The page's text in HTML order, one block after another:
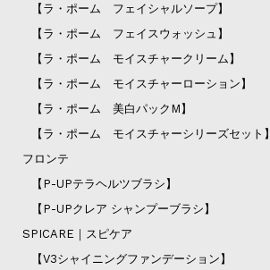
【ラ・ポーム フェイシャルソープ】
【ラ・ポーム フェイスウォッシュ】
【ラ・ポーム モイスチャークリーム】
【ラ・ポーム モイスチャーローション】
【ラ・ポーム 美白パックM】
【ラ・ポーム モイスチャーシリーズセット】
フロンテ
【P-UPテラヘルツブラシ】
【P-UPクレア シャンプーブラシ】
SPICARE｜スピケア
【V3シャイニングファンデーション】